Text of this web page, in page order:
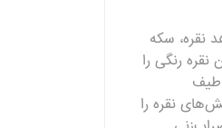
نقره، سکه
رنگی را
طیف
نقره را